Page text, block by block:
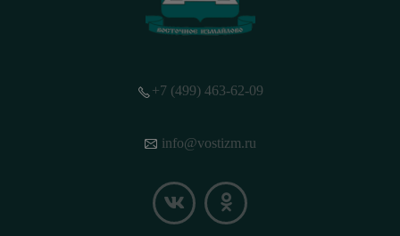
+7 (499) 463-62-09
info@vostizm.ru